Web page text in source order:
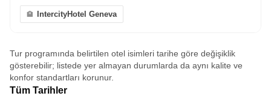
IntercityHotel Geneva
Tur programında belirtilen otel isimleri tarihe göre değişiklik
gösterebilir; listede yer almayan durumlarda da aynı kalite ve
konfor standartları korunur.
Tüm Tarihler